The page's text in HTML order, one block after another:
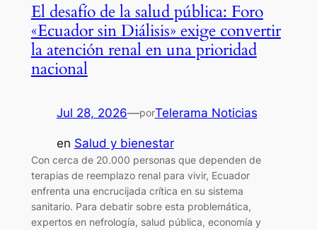
El desafío de la salud pública: Foro
«Ecuador sin Diálisis» exige convertir
la atención renal en una prioridad
nacional
Jul 28, 2026—porTelerama Noticias
en Salud y bienestar
Con cerca de 20.000 personas que dependen de
terapias de reemplazo renal para vivir, Ecuador
enfrenta una encrucijada crítica en su sistema
sanitario. Para debatir sobre esta problemática,
expertos en nefrología, salud pública, economía y